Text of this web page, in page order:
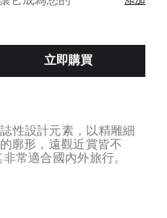
立即購買
性設計元素，以精雕細
廓形，遠觀近賞皆不
常適合國內外旅行。